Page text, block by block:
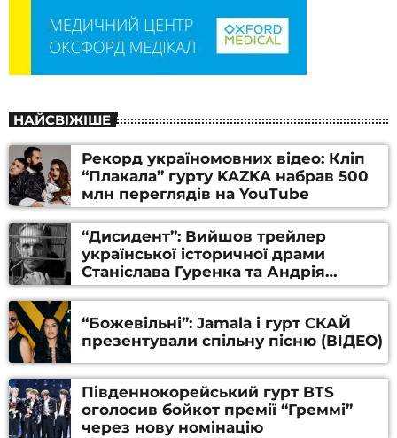
НАЙСВІЖІШЕ
Рекорд україномовних відео: Кліп
“Плакала” гурту KAZKA набрав 500
млн переглядів на YouTube
“Дисидент”: Вийшов трейлер
української історичної драми
Станіслава Гуренка та Андрія
Алфьорова (ВІДЕО)
“Божевільні”: Jamala і гурт СКАЙ
презентували спільну пісню (ВІДЕО)
Південнокорейський гурт BTS
оголосив бойкот премії “Греммі”
через нову номінацію